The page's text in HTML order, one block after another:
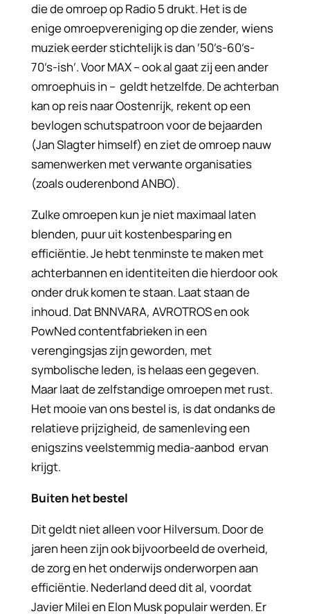
die de omroep op Radio 5 drukt. Het is de
enige omroepvereniging op die zender, wiens
muziek eerder stichtelijk is dan ’50’s-60’s-
70’s-ish’.Voor MAX – ook al gaat zij een ander
omroephuis in – geldt hetzelfde. De achterban
kan op reis naar Oostenrijk, rekent op een
bevlogen schutspatroon voor de bejaarden
(Jan Slagter himself) en ziet de omroep nauw
samenwerken met verwante organisaties
(zoals ouderenbond ANBO).
Zulke omroepen kun je niet maximaal laten
blenden, puur uit kostenbesparing en
efficiëntie. Je hebt tenminste te maken met
achterbannen en identiteiten die hierdoor ook
onder druk komen te staan. Laat staan de
inhoud. Dat BNNVARA, AVROTROS en ook
PowNed contentfabrieken in een
verengingsjas zijn geworden, met
symbolische leden, is helaas een gegeven.
Maar laat de zelfstandige omroepen met rust.
Het mooie van ons bestel is, is dat ondanks de
relatieve prijzigheid, de samenleving een
enigszins veelstemmig media-aanbod ervan
krijgt.
Buiten het bestel
Dit geldt niet alleen voor Hilversum. Door de
jaren heen zijn ook bijvoorbeeld de overheid,
de zorg en het onderwijs onderworpen aan
efficiëntie. Nederland deed dit al, voordat
Javier Milei en Elon Musk populair werden. Er